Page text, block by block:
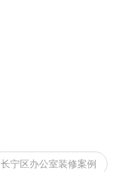
长宁区办公室装修案例